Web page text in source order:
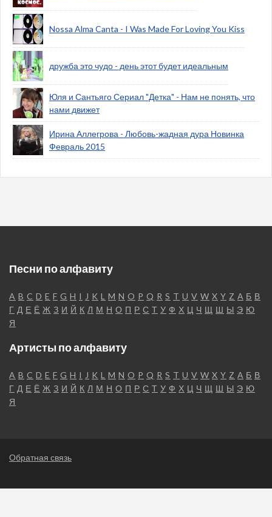
Nossa Alma Canta - I Was Made For Loving You Kiss
дружба это чудо - день этот будет идеальным
Юля и Сантьяго Сериал "Детка" - Нам не понять, что
нами движет
Ирина Аллегрова - Любовь-жадная дура Новинка
Февраль 2015
Песни по алфавиту
A B C D E F G H I J K L M N O P Q R S T U V W X Y Z А Б В
Г Д Е Ё Ж З И Й К Л М Н О П Р С Т У Ф Х Ц Ч Щ Ш Ы Э Ю
Я
Артисты по алфавиту
A B C D E F G H I J K L M N O P Q R S T U V W X Y Z А Б В
Г Д Е Ё Ж З И Й К Л М Н О П Р С Т У Ф Х Ц Ч Щ Ш Ы Э Ю
Я
Обратная связь